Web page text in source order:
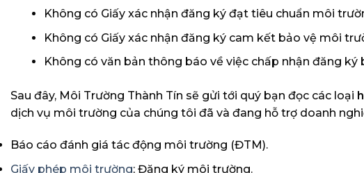
Không có Giấy xác nhận đăng ký đạt tiêu chuẩn môi
Không có Giấy xác nhận đăng ký cam kết bảo vệ môi
Không có văn bản thông báo về việc chấp nhận đăng
Sau đây, Môi Trường Thành Tín sẽ gửi tới quý bạn đọc các loại
dịch vụ môi trường của chúng tôi đã và đang hỗ trợ doanh
Báo cáo đánh giá tác động môi trường (ĐTM).
Giấy phép môi trường; Đăng ký môi trường.